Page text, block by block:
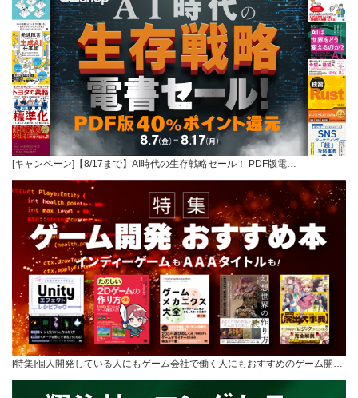
[キャンペーン]【8/17まで】AI時代の生存戦略セール！ PDF版電…
[特集]個人開発している人にもゲーム会社で働く人にもおすすめのゲーム開…